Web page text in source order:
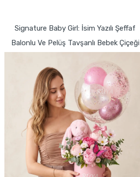
Signature Baby Girl: İsim Yazılı Şeffaf
Balonlu Ve Pelüş Tavşanlı Bebek Çiçeği